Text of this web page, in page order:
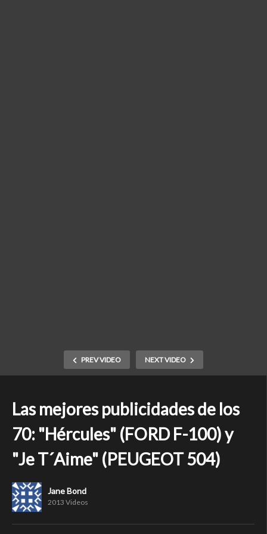
PREV VIDEO NEXT VIDEO
Las mejores publicidades de los
70: "Hércules" (FORD F-100) y
"Je T´Aime" (PEUGEOT 504)
Jane Bond
2013 Videos